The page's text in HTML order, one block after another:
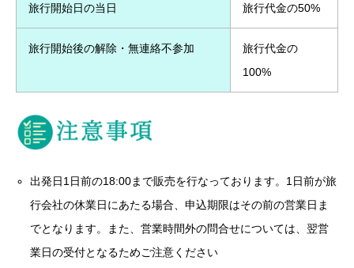
旅行開始日の当日 旅行代金の50%
旅行開始後の解除・無連絡不参加
旅行代金の
100%
出発日1日前の18:00まで販売を行なっております。1日前が旅
行会社の休業日にあたる場合、申込期限はその前の営業日ま
でとなります。また、営業時間外の問合せについては、翌営
業日の受付となるためご注意ください